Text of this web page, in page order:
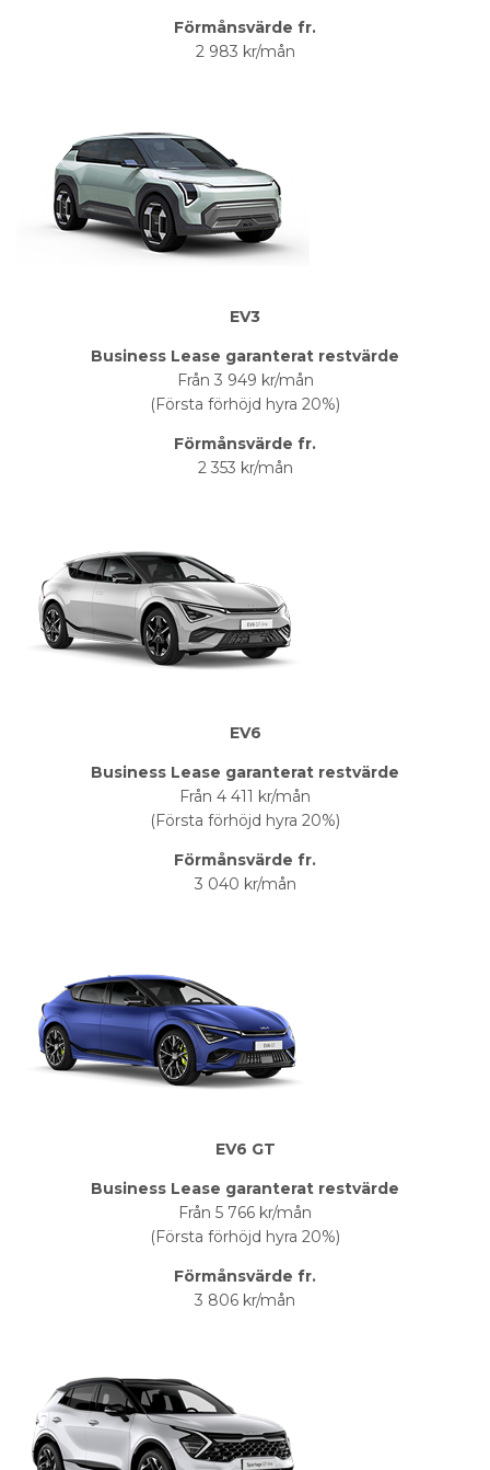
Förmånsvärde fr.
2 983 kr/mån
EV3
Business Lease garanterat restvärde
Från 3 949 kr/mån
(Första förhöjd hyra 20%)
Förmånsvärde fr.
2 353 kr/mån
EV6
Business Lease garanterat restvärde
Från 4 411 kr/mån
(Första förhöjd hyra 20%)
Förmånsvärde fr.
3 040 kr/mån
EV6 GT
Business Lease garanterat restvärde
Från 5 766 kr/mån
(Första förhöjd hyra 20%)
Förmånsvärde fr.
3 806 kr/mån